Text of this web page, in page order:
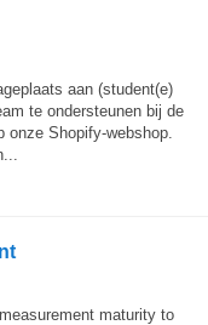
aan (student(e)
te ondersteunen bij de
onze Shopify-webshop.
maturity to